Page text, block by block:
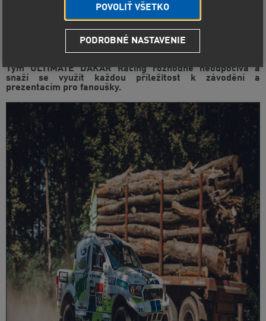
Tým ULTIMATE DAKAR Racing rozhodně neodpočívá a
snaží se využít každou příležitost k závodění a
prezentacím pro fanoušky.
POVOLIŤ VŠETKO
PODROBNÉ NASTAVENIE